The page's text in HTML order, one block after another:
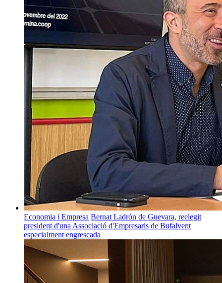
Economia i Empresa Bernat Ladrón de Guevara, reelegit
president d'una Associació d'Empresaris de Bufalvent
especialment engrescada